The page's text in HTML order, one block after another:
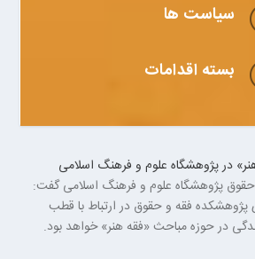
سیاست ها
بسته اقدامات
در پژوهشگاه علوم و فرهنگ اسلامی
پژوهشگاه علوم و فرهنگ اسلامی گفت:
فقه و حقوق در ارتباط با قطب
در حوزه مباحث «فقه هنر» خواهد بود.